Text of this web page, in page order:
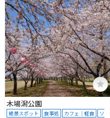
木場潟公園
絶景スポット 食事処 カフェ｜軽食
ソ